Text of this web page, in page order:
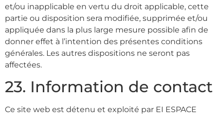
et/ou inapplicable en vertu du droit applicable, cette
partie ou disposition sera modifiée, supprimée et/ou
appliquée dans la plus large mesure possible afin de
donner effet à l’intention des présentes conditions
générales. Les autres dispositions ne seront pas
affectées.
23. Information de contact
Ce site web est détenu et exploité par EI ESPACE